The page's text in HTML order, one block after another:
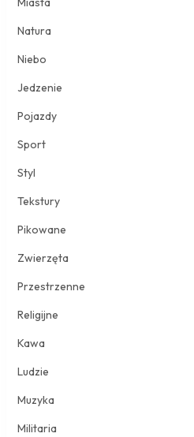
Natura
Niebo
Jedzenie
Pojazdy
Sport
Styl
Tekstury
Pikowane
Zwierzęta
Przestrzenne
Religijne
Kawa
Ludzie
Muzyka
Militaria